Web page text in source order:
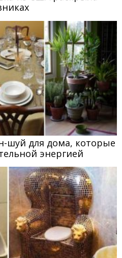
шуй для дома, которые
энергией